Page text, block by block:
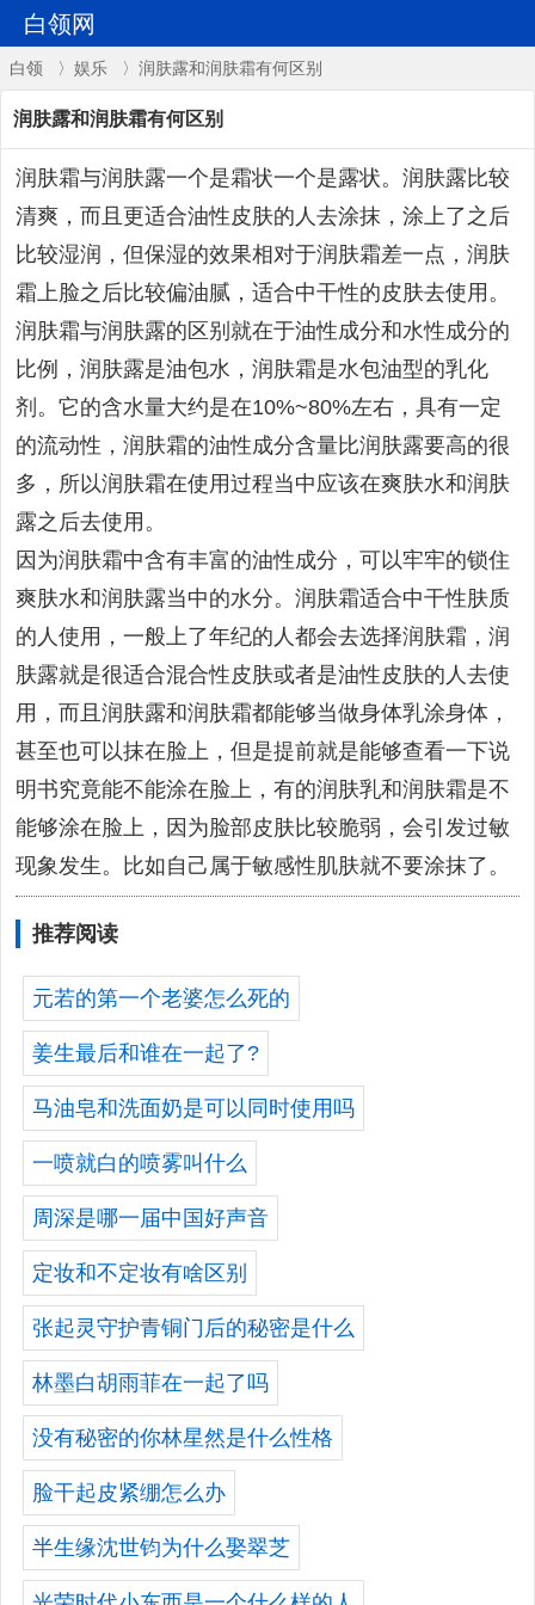
白领网
白领 〉 娱乐 〉润肤露和润肤霜有何区别
润肤露和润肤霜有何区别
润肤霜与润肤露一个是霜状一个是露状。润肤露比较
清爽，而且更适合油性皮肤的人去涂抹，涂上了之后
比较湿润，但保湿的效果相对于润肤霜差一点，润肤
霜上脸之后比较偏油腻，适合中干性的皮肤去使用。
润肤霜与润肤露的区别就在于油性成分和水性成分的
比例，润肤露是油包水，润肤霜是水包油型的乳化
剂。它的含水量大约是在10%~80%左右，具有一定
的流动性，润肤霜的油性成分含量比润肤露要高的很
多，所以润肤霜在使用过程当中应该在爽肤水和润肤
露之后去使用。
因为润肤霜中含有丰富的油性成分，可以牢牢的锁住
爽肤水和润肤露当中的水分。润肤霜适合中干性肤质
的人使用，一般上了年纪的人都会去选择润肤霜，润
肤露就是很适合混合性皮肤或者是油性皮肤的人去使
用，而且润肤露和润肤霜都能够当做身体乳涂身体，
甚至也可以抹在脸上，但是提前就是能够查看一下说
明书究竟能不能涂在脸上，有的润肤乳和润肤霜是不
能够涂在脸上，因为脸部皮肤比较脆弱，会引发过敏
现象发生。比如自己属于敏感性肌肤就不要涂抹了。
推荐阅读
元若的第一个老婆怎么死的
姜生最后和谁在一起了?
马油皂和洗面奶是可以同时使用吗
一喷就白的喷雾叫什么
周深是哪一届中国好声音
定妆和不定妆有啥区别
张起灵守护青铜门后的秘密是什么
林墨白胡雨菲在一起了吗
没有秘密的你林星然是什么性格
脸干起皮紧绷怎么办
半生缘沈世钧为什么娶翠芝